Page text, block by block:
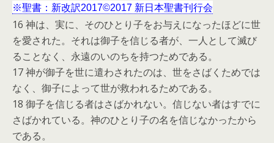
※聖書：新改訳2017©2017 新日本聖書刊行会
16 神は、実に、そのひとり子をお与えになったほどに世
を愛された。それは御子を信じる者が、一人として滅び
ることなく、永遠のいのちを持つためである。
17 神が御子を世に遣わされたのは、世をさばくためでは
なく、御子によって世が救われるためである。
18 御子を信じる者はさばかれない。信じない者はすでに
さばかれている。神のひとり子の名を信じなかったから
である。